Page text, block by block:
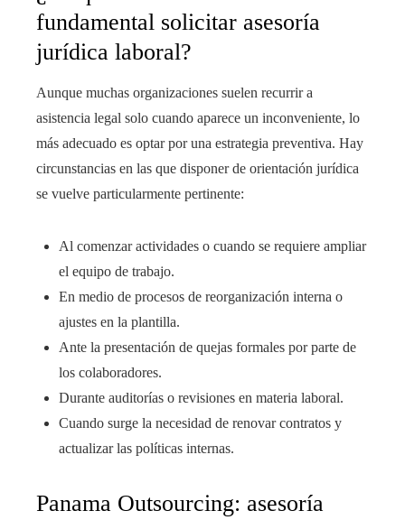
fundamental solicitar asesoría
jurídica laboral?
Aunque muchas organizaciones suelen recurrir a
asistencia legal solo cuando aparece un inconveniente, lo
más adecuado es optar por una estrategia preventiva. Hay
circunstancias en las que disponer de orientación jurídica
se vuelve particularmente pertinente:
Al comenzar actividades o cuando se requiere ampliar
el equipo de trabajo.
En medio de procesos de reorganización interna o
ajustes en la plantilla.
Ante la presentación de quejas formales por parte de
los colaboradores.
Durante auditorías o revisiones en materia laboral.
Cuando surge la necesidad de renovar contratos y
actualizar las políticas internas.
Panama Outsourcing: asesoría